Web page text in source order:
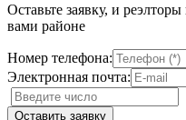
Оставьте заявку, и
вами районе
Номер телефона:
Электронная почта: